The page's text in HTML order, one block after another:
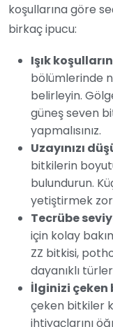
koşullarına göre
birkaç ipucu:
Işık
bölümlerinde
belirleyin.
güneş seven
yapmalısınız.
Uzayınızı
bitkilerin
bulundurun.
yetiştirmek
Tecrübe
için kolay
ZZ bitkisi,
dayanıklı
İlginizi çeken
çeken bitkiler
ihtiyaçlarını